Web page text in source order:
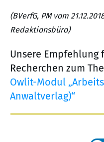
(BVerfG, PM vom
Redaktionsbüro)
Unsere
Recherchen zum
Owlit-Modul
Anwaltverlag)“